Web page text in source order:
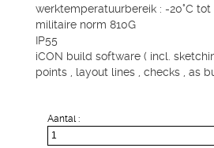
werktemperatuurbereik : -20°C tot
militaire norm 810G
IP55
iCON build software ( incl.
points , layout lines , checks , as
Aantal :